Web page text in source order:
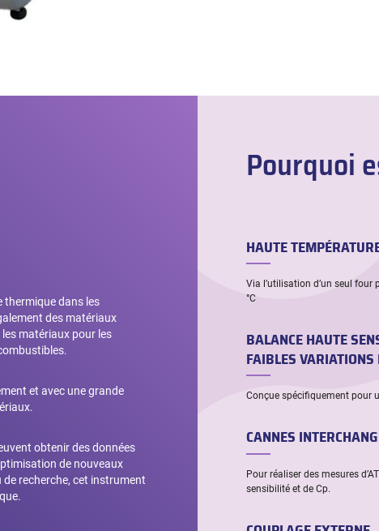
thermique dans les
des matériaux
matériaux pour les
et avec une grande
obtenir des données
de nouveaux
recherche, cet instrument
Pourquoi
HAUTE
Via l’utilisation d’un seul
°C
BALANCE HAUTE
FAIBLES
Conçue spécifiquement pour
CANNES
Pour réaliser des mesures
sensibilité et de Cp.